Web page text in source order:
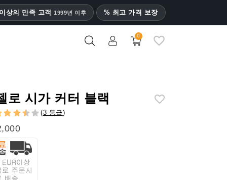
상의 만족 고객 1999년 이후 % 최고 가격 보장
0
로 시가 커터 블랙
(3 등급)